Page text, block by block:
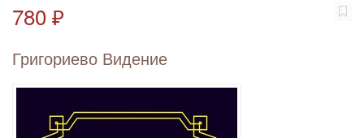
780 ₽
Григориево Видение